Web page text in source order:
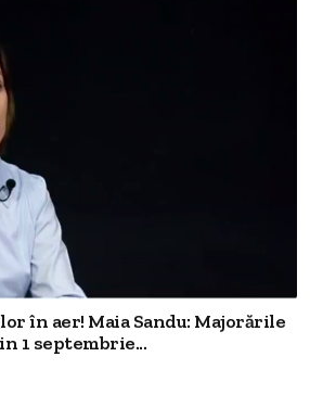
în aer! Maia Sandu: Majorările
1 septembrie...